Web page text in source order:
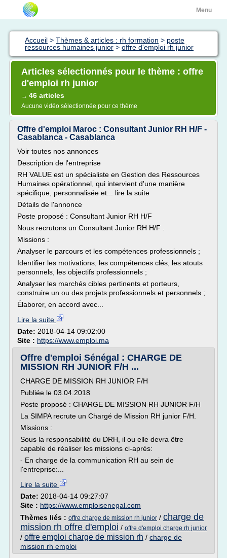
Menu
Accueil > Thèmes & articles : rh formation > poste
ressources humaines junior > offre d'emploi rh junior
Articles sélectionnés pour le thème : offre
d'emploi rh junior
→ 46 articles
Aucune vidéo sélectionnée pour ce thème
Offre d'emploi Maroc : Consultant Junior RH H/F -
Casablanca - Casablanca
Voir toutes nos annonces
Description de l'entreprise
RH VALUE est un spécialiste en Gestion des Ressources
Humaines opérationnel, qui intervient d'une manière
spécifique, personnalisée et... lire la suite
Détails de l'annonce
Poste proposé : Consultant Junior RH H/F
Nous recrutons un Consultant Junior RH H/F .
Missions :
Analyser le parcours et les compétences professionnels ;
Identifier les motivations, les compétences clés, les atouts
personnels, les objectifs professionnels ;
Analyser les marchés cibles pertinents et porteurs,
construire un ou des projets professionnels et personnels ;
Élaborer, en accord avec...
Lire la suite
Date: 2018-04-14 09:02:00
Site : https://www.emploi.ma
Offre d'emploi Sénégal : CHARGE DE
MISSION RH JUNIOR F/H ...
CHARGE DE MISSION RH JUNIOR F/H
Publiée le 03.04.2018
Poste proposé : CHARGE DE MISSION RH JUNIOR F/H
La SIMPA recrute un Chargé de Mission RH junior F/H.
Missions :
Sous la responsabilité du DRH, il ou elle devra être
capable de réaliser les missions ci-après:
- En charge de la communication RH au sein de
l'entreprise:...
Lire la suite
Date: 2018-04-14 09:27:07
Site : https://www.emploisenegal.com
Thèmes liés : offre charge de mission rh junior / charge de
mission rh offre d'emploi / offre d'emploi charge rh junior
/ offre emploi charge de mission rh / charge de
mission rh emploi